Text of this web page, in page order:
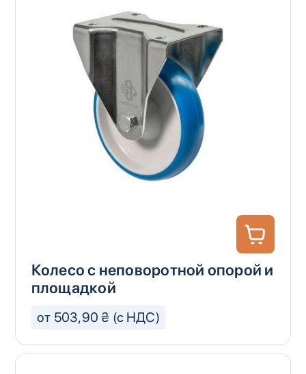
Колесо с неповоротной опорой и
площадкой
от 503,90 ₴ (с НДС)